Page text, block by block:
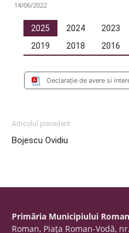
14/06/2022
2025 2024 2023
2019
2018 2016
Declaraţie de avere si
Articolul precedent
Bojescu Ovidiu
Primăria Municipiului Roman
Roman, Piaţa Roman-Vodă,